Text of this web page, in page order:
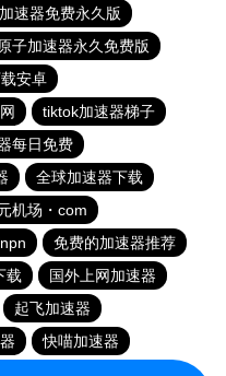
速器免费永久版
子加速器永久免费版
安卓
tiktok加速器梯子
每日免费
全球加速器下载
机场・com
免费的加速器推荐
载
国外上网加速器
起飞加速器
快喵加速器